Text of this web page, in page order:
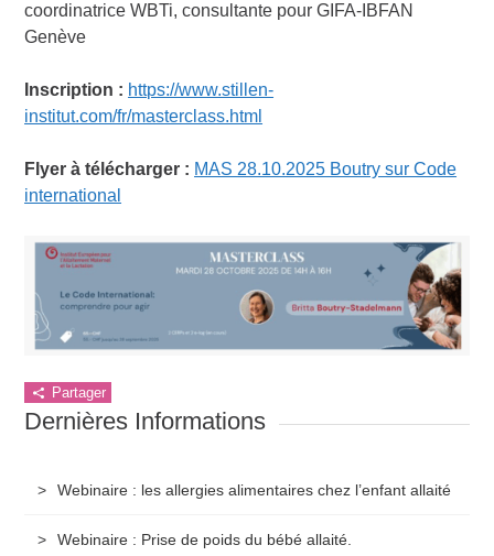
coordinatrice WBTi, consultante pour GIFA-IBFAN
Genève
Inscription : https://www.stillen-
institut.com/fr/masterclass.html
Flyer à télécharger : MAS 28.10.2025 Boutry sur Code
international
Partager
Dernières Informations
Webinaire : les allergies alimentaires chez l’enfant allaité
Webinaire : Prise de poids du bébé allaité.